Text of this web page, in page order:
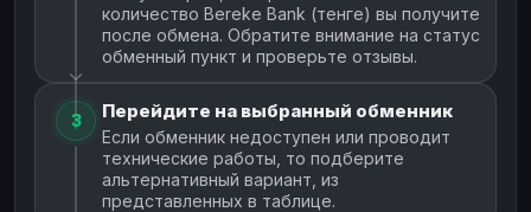
количество Bereke Bank (тенге) вы получите
после обмена. Обратите внимание на статус
обменный пункт и проверьте отзывы.
3 Перейдите на выбранный обменник
Если обменник недоступен или проводит
технические работы, то подберите
альтернативный вариант, из
представленных в таблице.